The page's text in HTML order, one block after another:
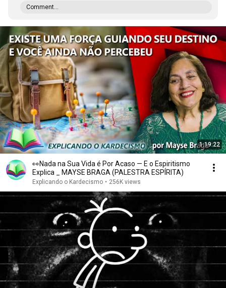
Comment...
1:19:22
👀Nada na Sua Vida é Por Acaso — E o Espiritismo
Explica _ MAYSE BRAGA (PALESTRA ESPÍRITA)
Explicando o Kardecismo • 256K views